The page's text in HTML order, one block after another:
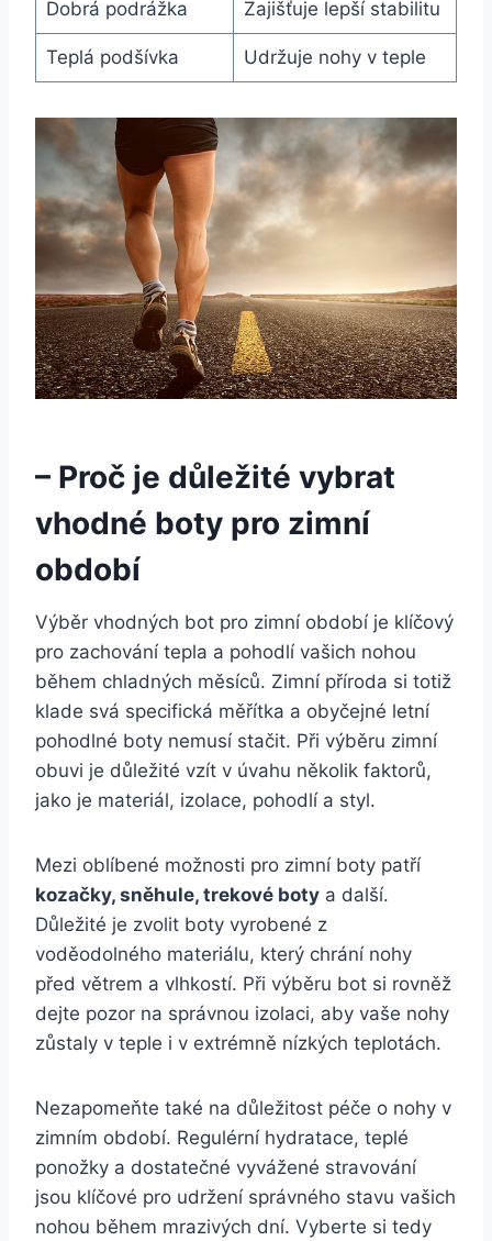
Dobrá podrážka Zajišťuje lepší stabilitu
Teplá podšívka Udržuje nohy v ​teple
– Proč je důležité vybrat
vhodné boty‌ pro zimní
období
Výběr vhodných bot pro zimní období je klíčový
pro zachování tepla a pohodlí vašich nohou
během chladných ⁣měsíců. Zimní příroda si totiž
klade ‌svá specifická měřítka a obyčejné letní
pohodlné ⁣boty nemusí stačit. Při výběru zimní
obuvi je‍ důležité vzít v úvahu ⁢několik faktorů,
jako je materiál, izolace, pohodlí a styl.
Mezi oblíbené možnosti pro zimní boty patří
kozačky, sněhule, trekové boty a další.
Důležité je zvolit boty vyrobené z
voděodolného materiálu, který chrání nohy
‌před větrem a vlhkostí. Při ​výběru bot si rovněž
dejte pozor na správnou izolaci, aby vaše nohy
zůstaly v teple i v extrémně nízkých ‌teplotách.
Nezapomeňte také na důležitost péče o nohy ‌v
⁢zimním období. Regulérní hydratace, teplé
ponožky a dostatečné vyvážené ​stravování
jsou klíčové pro udržení správného stavu vašich
nohou během mrazivých dní. Vyberte si tedy‍